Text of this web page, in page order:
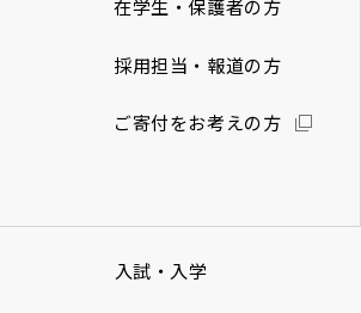
在学生・保護者の方
採用担当・報道の方
ご寄付をお考えの方
入試・入学